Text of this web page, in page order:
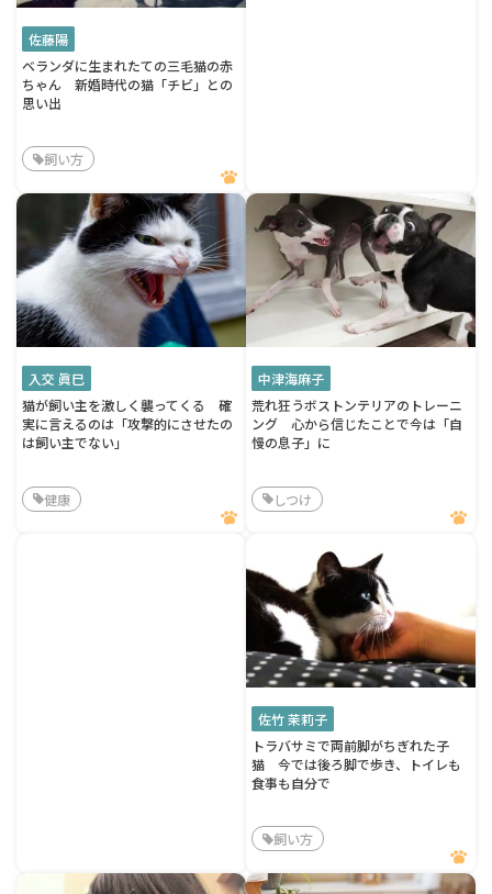
佐藤陽
ベランダに生まれたての三毛猫の赤
ちゃん 新婚時代の猫「チビ」との
思い出
飼い方
入交 眞巳
猫が飼い主を激しく襲ってくる 確
実に言えるのは「攻撃的にさせたの
は飼い主でない」
健康
中津海麻子
荒れ狂うボストンテリアのトレーニ
ング 心から信じたことで今は「自
慢の息子」に
しつけ
佐竹 茉莉子
トラバサミで両前脚がちぎれた子
猫 今では後ろ脚で歩き、トイレも
食事も自分で
飼い方